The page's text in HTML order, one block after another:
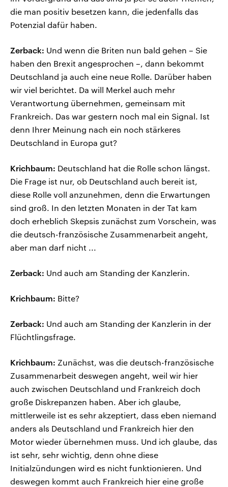
die man positiv besetzen kann, die jedenfalls das
Potenzial dafür haben.
Zerback: Und wenn die Briten nun bald gehen – Sie
haben den Brexit angesprochen –, dann bekommt
Deutschland ja auch eine neue Rolle. Darüber haben
wir viel berichtet. Da will Merkel auch mehr
Verantwortung übernehmen, gemeinsam mit
Frankreich. Das war gestern noch mal ein Signal. Ist
denn Ihrer Meinung nach ein noch stärkeres
Deutschland in Europa gut?
Krichbaum: Deutschland hat die Rolle schon längst.
Die Frage ist nur, ob Deutschland auch bereit ist,
diese Rolle voll anzunehmen, denn die Erwartungen
sind groß. In den letzten Monaten in der Tat kam
doch erheblich Skepsis zunächst zum Vorschein, was
die deutsch-französische Zusammenarbeit angeht,
aber man darf nicht ...
Zerback: Und auch am Standing der Kanzlerin.
Krichbaum: Bitte?
Zerback: Und auch am Standing der Kanzlerin in der
Flüchtlingsfrage.
Krichbaum: Zunächst, was die deutsch-französische
Zusammenarbeit deswegen angeht, weil wir hier
auch zwischen Deutschland und Frankreich doch
große Diskrepanzen haben. Aber ich glaube,
mittlerweile ist es sehr akzeptiert, dass eben niemand
anders als Deutschland und Frankreich hier den
Motor wieder übernehmen muss. Und ich glaube, das
ist sehr, sehr wichtig, denn ohne diese
Initialzündungen wird es nicht funktionieren. Und
deswegen kommt auch Frankreich hier eine große